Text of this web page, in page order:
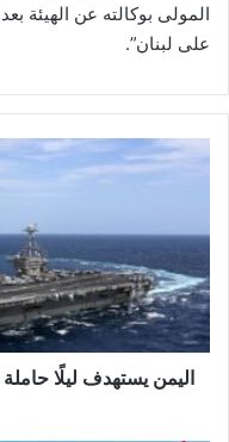
المولى بوكالته عن الهيئة
على لبنان”.
ن
ي
س
ت
ه
اليمن يستهدف ليلًا